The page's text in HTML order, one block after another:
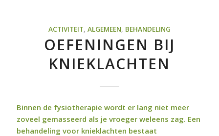
ACTIVITEIT, ALGEMEEN, BEHANDELING
OEFENINGEN BIJ
KNIEKLACHTEN
Binnen de fysiotherapie wordt er lang niet meer
zoveel gemasseerd als je vroeger weleens zag. Een
behandeling voor knieklachten bestaat